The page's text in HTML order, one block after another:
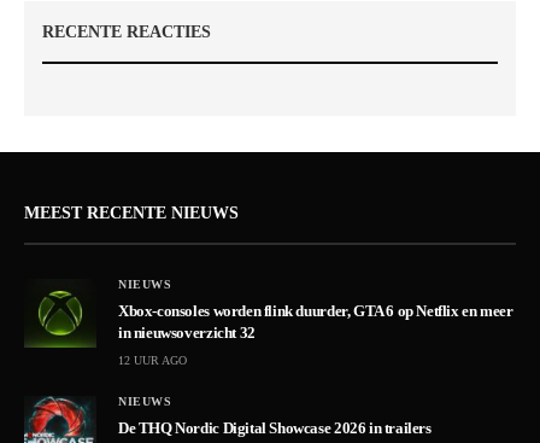
RECENTE REACTIES
MEEST RECENTE NIEUWS
NIEUWS
Xbox-consoles worden flink duurder, GTA 6 op Netflix en meer
in nieuwsoverzicht 32
12 UUR AGO
NIEUWS
De THQ Nordic Digital Showcase 2026 in trailers